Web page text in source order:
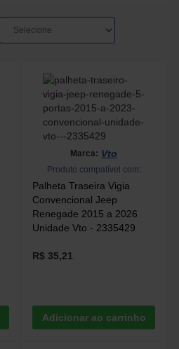
Marca: Vto
Produto compatível com:
Palheta Traseira Vigia
Convencional Jeep
Renegade 2015 a 2026
Unidade Vto - 2335429
R$ 35,21